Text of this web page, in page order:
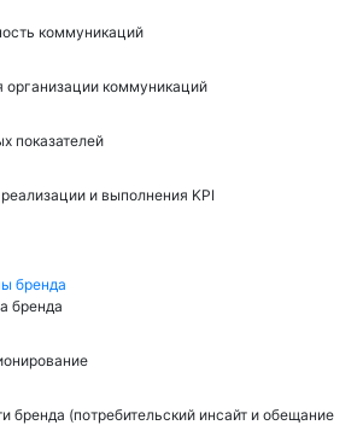
коммуникаций
коммуникаций
показателей
и выполнения KPI
бренда
бренда
бренда (потребительский инсайт и обещание